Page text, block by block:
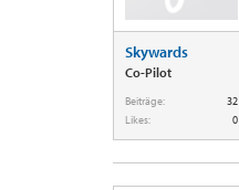
Skywards
Co-Pilot
Beiträge:
32
Likes:
0